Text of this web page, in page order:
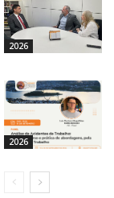
2026
2026